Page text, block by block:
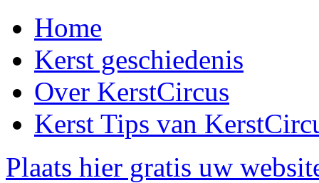
Home
Kerst geschiedenis
Over KerstCircus
Kerst Tips van
Plaats hier gratis uw